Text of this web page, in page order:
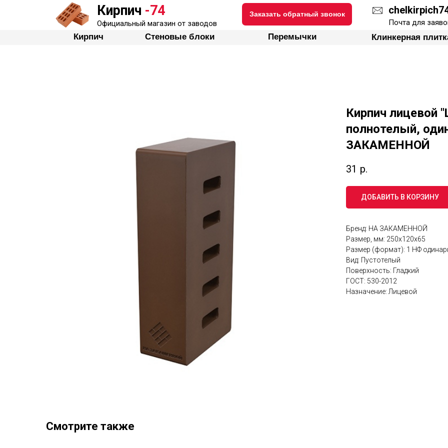
Почта для
Официальный магазин от заводов
Кирпич -74 Заказать обратный звонок
Перемычки Клинкерная
Стеновые блоки
Кирпич
Кирпич Стеновые блоки Перемычки Клинкерная плитка
Кирпич лицевой
полнотелый,
ЗАКАМЕННОЙ
31 р.
ДОБАВИТЬ В КОРЗИНУ
Бренд: НА ЗАКАМЕННОЙ
Размер, мм: 250x120x65
Размер (формат): 1 НФ
Вид: Пустотелый
Поверхность: Гладкий
ГОСТ: 530-2012
Назначение: Лицевой
Смотрите также